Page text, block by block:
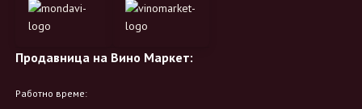
Продавница на Вино Маркет:
Работно време: